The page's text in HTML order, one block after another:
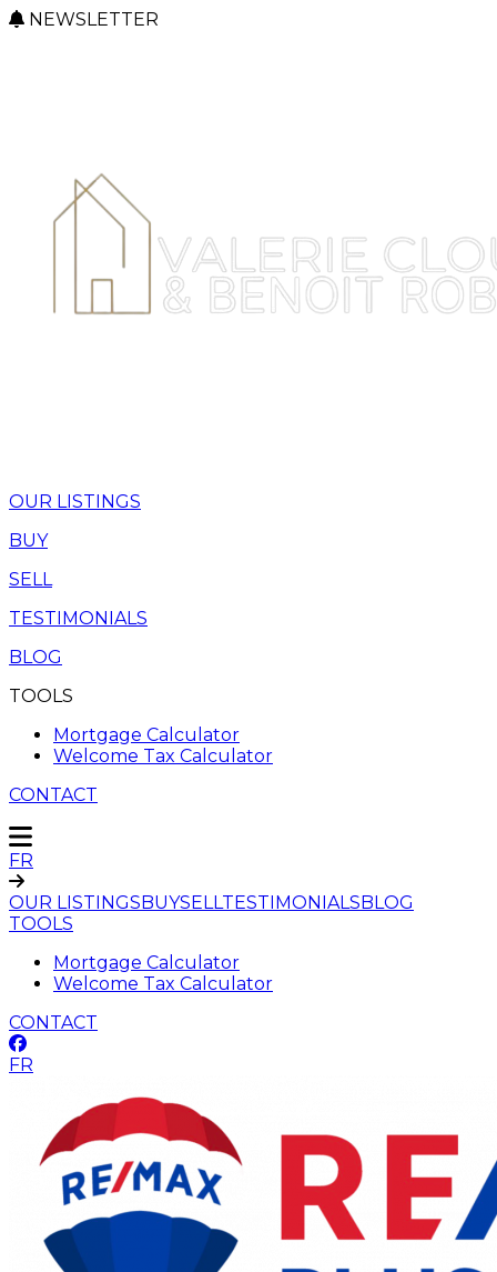
NEWSLETTER
OUR LISTINGS
BUY
SELL
TESTIMONIALS
BLOG
TOOLS
Mortgage Calculator
Welcome Tax Calculator
CONTACT
FR
OUR LISTINGSBUYSELLTESTIMONIALSBLOG
TOOLS
Mortgage Calculator
Welcome Tax Calculator
CONTACT
FR